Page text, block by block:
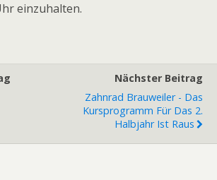
einzuhalten.
Nächster Beitrag
Zahnrad Brauweiler - Das
Kursprogramm Für Das 2.
Halbjahr Ist Raus